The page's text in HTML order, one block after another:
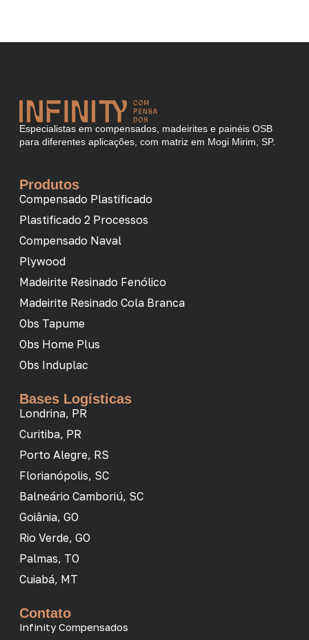
Especialistas em compensados, madeirites e painéis OSB
para diferentes aplicações, com matriz em Mogi Mirim, SP.
Produtos
Compensado Plastificado
Plastificado 2 Processos
Compensado Naval
Plywood
Madeirite Resinado Fenólico
Madeirite Resinado Cola Branca
Obs Tapume
Obs Home Plus
Obs Induplac
Bases Logísticas
Londrina, PR
Curitiba, PR
Porto Alegre, RS
Florianópolis, SC
Balneário Camboriú, SC
Goiânia, GO
Rio Verde, GO
Palmas, TO
Cuiabá, MT
Contato
Infinity Compensados